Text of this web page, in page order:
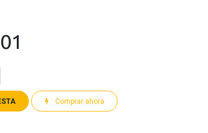
Comprar ahora